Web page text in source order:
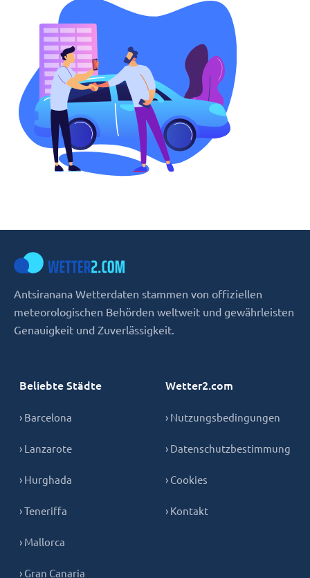
Antsiranana Wetterdaten stammen von offiziellen
meteorologischen Behörden weltweit und gewährleisten
Genauigkeit und Zuverlässigkeit.
Beliebte Städte
› Barcelona
› Lanzarote
› Hurghada
› Teneriffa
› Mallorca
› Gran Canaria
Wetter2.com
› Nutzungsbedingungen
› Datenschutzbestimmung
› Cookies
› Kontakt